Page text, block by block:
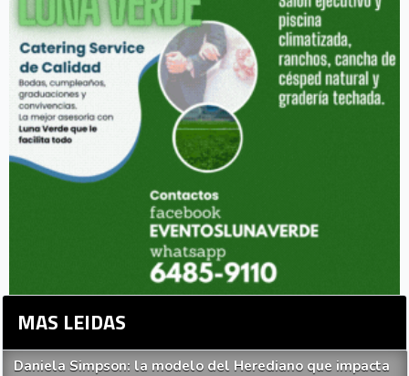
MAS LEIDAS
Daniela Simpson: la modelo del Herediano que impacta